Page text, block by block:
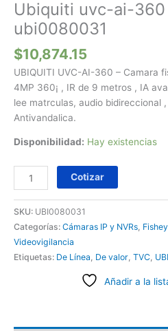
Ubiquiti uvc-ai-360
ubi0080031
$10,874.15
UBIQUITI UVC-AI-360 – Camara
4MP 360¡ , IR de 9 metros , IA
lee matrculas, audio bidireccional
Antivandalica.
Disponibilidad: Hay existencias
Cotizar
SKU: UBI0080031
Categorías: Cámaras IP y NVRs,
Videovigilancia
Etiquetas: De Línea, De valor, TVC,
Añadir a la